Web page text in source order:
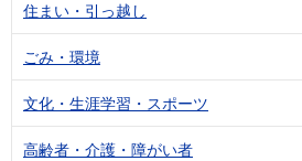
住まい・引っ越し
ごみ・環境
文化・生涯学習・スポーツ
高齢者・介護・障がい者